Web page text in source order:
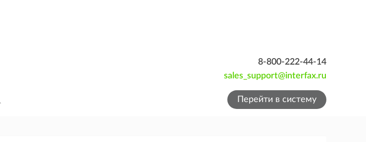
8-800-222-44-14
sales_support@interfax.ru
Перейти в систему